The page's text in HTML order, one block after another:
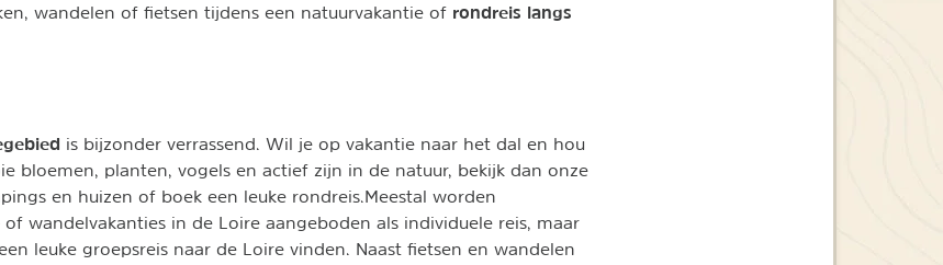
wandelen of fietsen tijdens een natuurvakantie of rondreis langs
is bijzonder verrassend. Wil je op vakantie naar het dal en hou
bloemen, planten, vogels en actief zijn in de natuur, bekijk dan onze
en huizen of boek een leuke rondreis.Meestal worden
of wandelvakanties in de Loire aangeboden als individuele reis, maar
leuke groepsreis naar de Loire vinden. Naast fietsen en wandelen